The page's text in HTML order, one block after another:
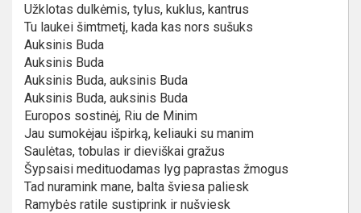
Užklotas dulkėmis, tylus, kuklus, kantrus
Tu laukei šimtmetį, kada kas nors sušuks
Auksinis Buda
Auksinis Buda
Auksinis Buda, auksinis Buda
Auksinis Buda, auksinis Buda
Europos sostinėj, Riu de Minim
Jau sumokėjau išpirką, keliauki su manim
Saulėtas, tobulas ir dieviškai gražus
Šypsaisi medituodamas lyg paprastas žmogus
Tad nuramink mane, balta šviesa paliesk
Ramybės ratile sustiprink ir nušviesk